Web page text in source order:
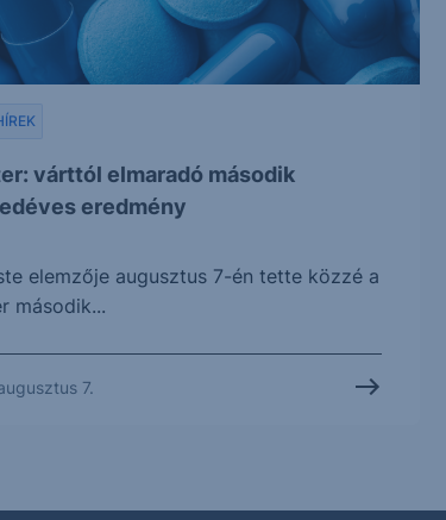
várttól elmaradó második
eredmény
elemzője augusztus 7-én tette közzé a
második...
7.